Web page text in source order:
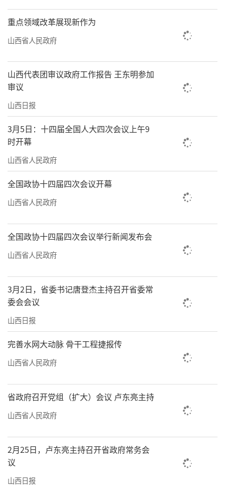
重点领域改革展现新作为
山西省人民政府
山西代表团审议政府工作报告 王东明参加
审议
山西日报
3月5日：十四届全国人大四次会议上午9
时开幕
山西省人民政府
全国政协十四届四次会议开幕
山西省人民政府
全国政协十四届四次会议举行新闻发布会
山西省人民政府
3月2日，省委书记唐登杰主持召开省委常
委会会议
山西日报
完善水网大动脉 骨干工程捷报传
山西省人民政府
省政府召开党组（扩大）会议 卢东亮主持
山西省人民政府
2月25日，卢东亮主持召开省政府常务会
议
山西日报